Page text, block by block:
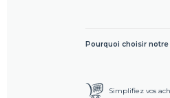
Pourquoi choisir
Simplifiez vos